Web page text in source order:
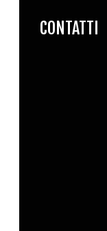
CONTATTI